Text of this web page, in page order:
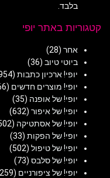
בלבד.
קטגוריות באתר יופי
אחר (28)
ביוטי טיוב (36)
יופי! ארכיון כתבות (954)
יופי! מוצרים חדשים (2,566)
יופי! של אופנה (35)
יופי! של איפור (632)
יופי! של אסתטיקה (502)
יופי! של הפקות (33)
יופי! של טיפול (502)
יופי! של סלבס (73)
יופי! של ציפורניים (259)